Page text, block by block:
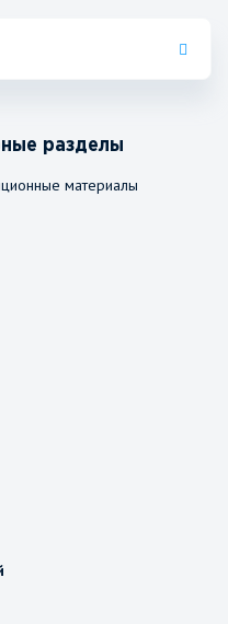
разделы
материалы